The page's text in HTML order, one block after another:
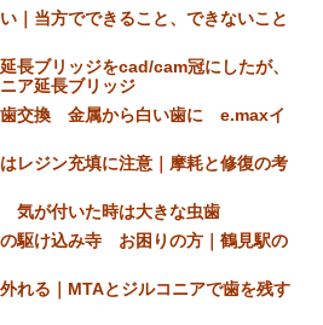
｜当方でできること、できないこと
長ブリッジをcad/cam冠にしたが、
ア延長ブリッジ
交換 金属から白い歯に e.maxイ
レジン充填に注意｜摩耗と修復の考
気が付いた時は大きな虫歯
駆け込み寺 お困りの方｜鶴見駅の
れる｜MTAとジルコニアで歯を残す